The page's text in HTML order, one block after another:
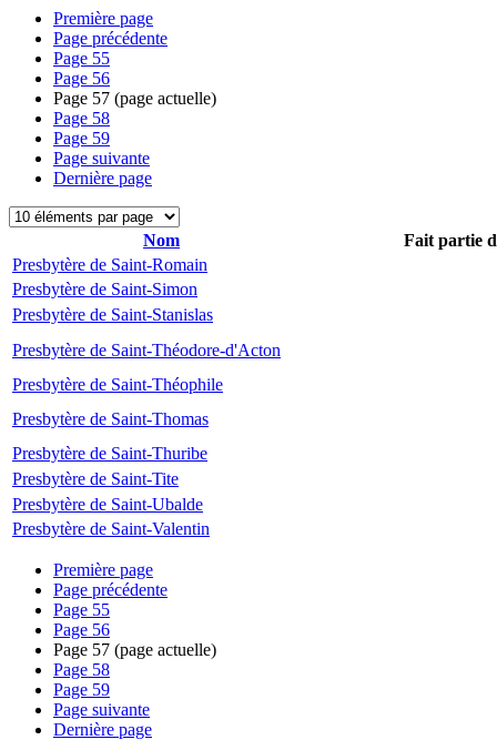
Première page
Page précédente
Page 55
Page 56
Page 57 (page actuelle)
Page 58
Page 59
Page suivante
Dernière page
Nom
Fait partie
Presbytère de Saint-Romain
Presbytère de Saint-Simon
Presbytère de Saint-Stanislas
Presbytère de Saint-Théodore-d'Acton
Presbytère de Saint-Théophile
Presbytère de Saint-Thomas
Presbytère de Saint-Thuribe
Presbytère de Saint-Tite
Presbytère de Saint-Ubalde
Presbytère de Saint-Valentin
Première page
Page précédente
Page 55
Page 56
Page 57 (page actuelle)
Page 58
Page 59
Page suivante
Dernière page